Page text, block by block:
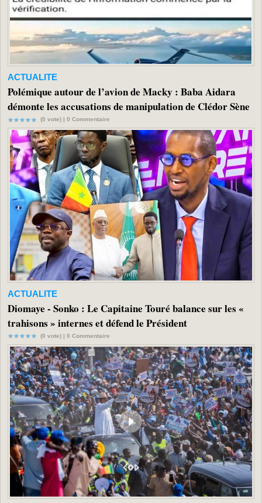
ACTUALITE
Polémique autour de l’avion de Macky : Baba Aidara
démonte les accusations de manipulation de Clédor Sène
(0 vote) | 0 Commentaire
ACTUALITE
Diomaye - Sonko : Le Capitaine Touré balance sur les «
trahisons » internes et défend le Président
(0 vote) | 0 Commentaire